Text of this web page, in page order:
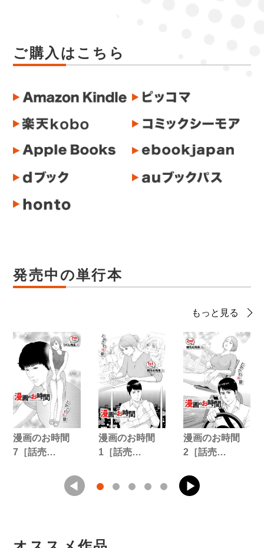
ご購入はこちら
発売中の単行本
もっと見る
漫画のお時間
7［話売…
漫画のお時間
1［話売…
漫画のお時間
2［話売…